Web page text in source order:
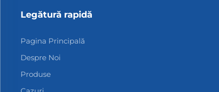
Legătură rapidă
Pagina Principală
Despre Noi
Produse